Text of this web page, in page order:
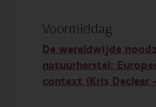
Voormiddag
De wereldwijde
natuurherstel:
context (Kris Decleer